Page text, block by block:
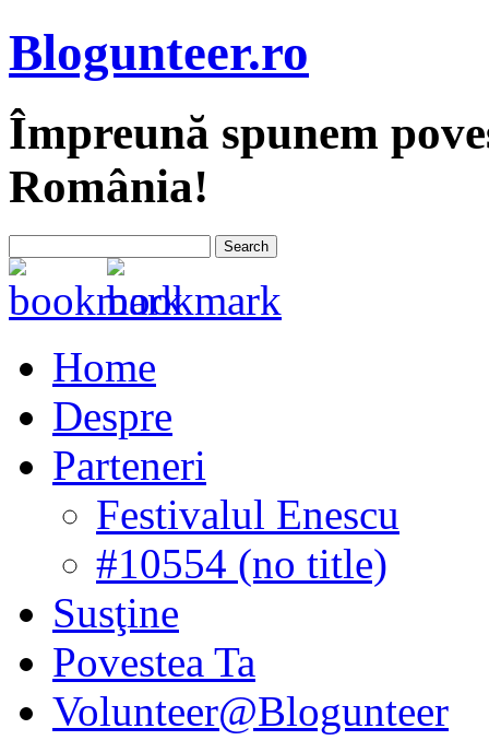
Blogunteer.ro
Împreună spunem
România!
Home
Despre
Parteneri
Festivalul Enescu
#10554 (no title)
Susţine
Povestea Ta
Volunteer@Blogunteer